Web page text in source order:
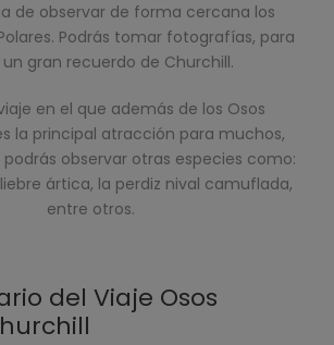
de observar de forma cercana los
Podrás tomar fotografías, para
gran recuerdo de Churchill.
en el que además de los Osos
la principal atracción para muchos,
observar otras especies como:
ártica, la perdiz nival camuflada,
entre otros.
del Viaje Osos